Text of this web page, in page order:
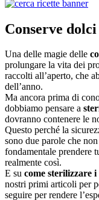
Conserve dolci
Una delle magie delle
prolungare la vita dei
raccolti all’aperto, che
dell’anno.
Ma ancora prima di
dobbiamo pensare a
dovranno contenere le
Questo perché la
sono due parole che
fondamentale prendere
realmente così.
E su come sterilizzare
nostri primi articoli per
seguire per rendere